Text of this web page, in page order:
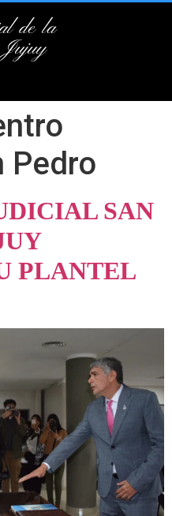
de la
Jujuy
Pedro
SAN
PLANTEL